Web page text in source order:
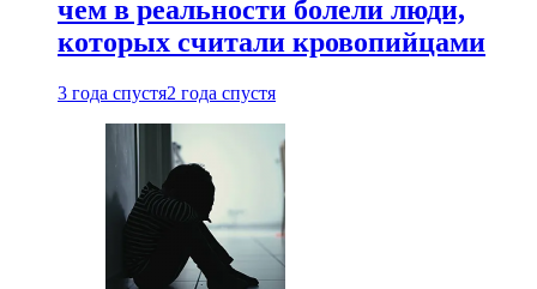
чем в реальности болели люди,
которых считали кровопийцами
3 года спустя2 года спустя